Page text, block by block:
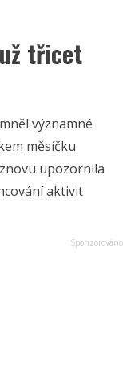
třicet
významné
měsíčku
upozornila
aktivit